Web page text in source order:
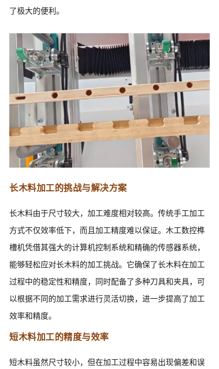
了极大的便利。
长木料加工的挑战与解决方案
长木料由于尺寸较大，加工难度相对较高。传统手工加工
方式不仅效率低下，而且加工精度难以保证。木工数控榫
槽机凭借其强大的计算机控制系统和精确的传感器系统，
能够轻松应对长木料的加工挑战。它确保了长木料在加工
过程中的稳定性和精度，同时配备了多种刀具和夹具，可
以根据不同的加工需求进行灵活切换，进一步提高了加工
效率和精度。
短木料加工的精度与效率
短木料虽然尺寸较小，但在加工过程中容易出现偏差和误